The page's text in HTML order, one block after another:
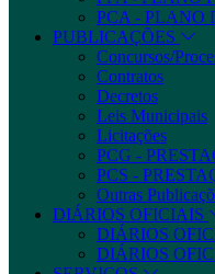
PCA - PLANO
PUBLICAÇÕES
Concursos/
Contratos
Decretos
Leis Municipais
Licitações
PCG -
PCS -
Outras
DIÁRIOS OFICIAIS
DIÁRIOS
DIÁRIOS